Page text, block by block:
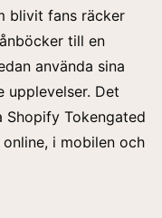
blivit fans räcker
till en
använda sina
upplevelser. Det
Shopify Tokengated
i mobilen och